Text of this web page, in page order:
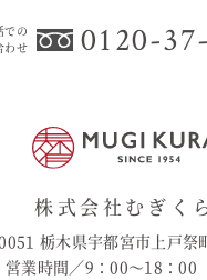
での
わせ
0120-
株式会社むぎく
栃木県宇都宮市上戸祭
営業時間／9：00〜18：